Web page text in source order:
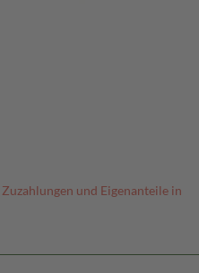
und Eigenanteile in